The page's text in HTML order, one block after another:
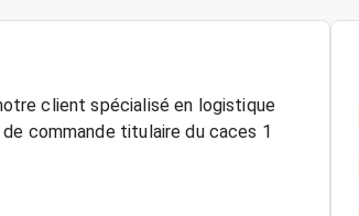
client spécialisé en logistique
commande titulaire du caces 1